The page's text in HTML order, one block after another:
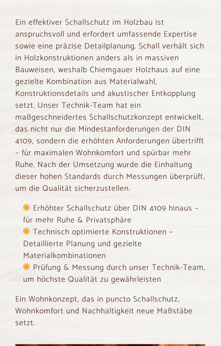
Ein effektiver Schallschutz im Holzbau ist
anspruchsvoll und erfordert umfassende Expertise
sowie eine präzise Detailplanung. Schall verhält sich
in Holzkonstruktionen anders als in massiven
Bauweisen, weshalb Chiemgauer Holzhaus auf eine
gezielte Kombination aus Materialwahl,
Konstruktionsdetails und akustischer Entkopplung
setzt. Unser Technik-Team hat ein
maßgeschneidertes Schallschutzkonzept entwickelt,
das nicht nur die Mindestanforderungen der DIN
4109, sondern die erhöhten Anforderungen übertrifft
– für maximalen Wohnkomfort und spürbar mehr
Ruhe. Nach der Umsetzung wurde die Einhaltung
dieser hohen Standards durch Messungen überprüft,
um die Qualität sicherzustellen.
Erhöhter Schallschutz über DIN 4109 hinaus –
für mehr Ruhe & Privatsphäre
Technisch optimierte Konstruktionen –
Detaillierte Planung und gezielte
Materialkombinationen
Prüfung & Messung durch unser Technik-Team,
um höchste Qualität zu gewährleisten
Ein Wohnkonzept, das in puncto Schallschutz,
Wohnkomfort und Nachhaltigkeit neue Maßstäbe
setzt.